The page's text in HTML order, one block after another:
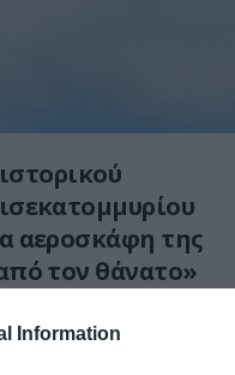
Information
αεροσκάφη της
τον θάνατο»